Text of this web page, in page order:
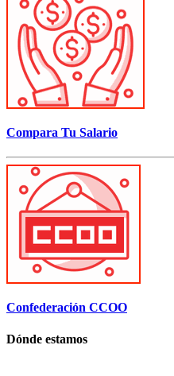
Compara Tu Salario
Confederación CCOO
Dónde estamos